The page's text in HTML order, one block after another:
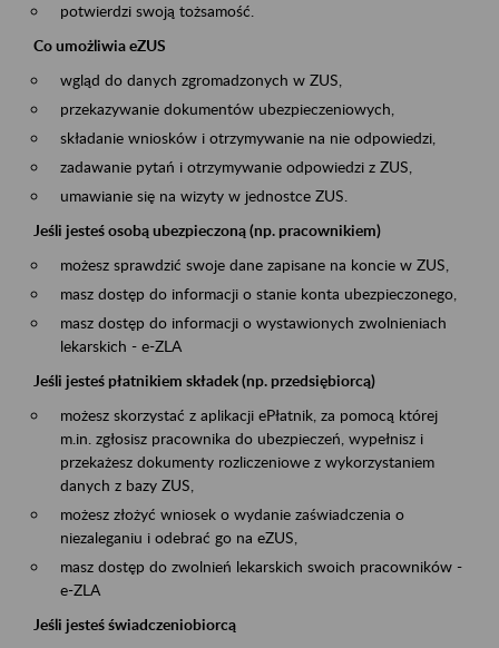
potwierdzi swoją tożsamość.
Co umożliwia eZUS
wgląd do danych zgromadzonych w ZUS,
przekazywanie dokumentów ubezpieczeniowych,
składanie wniosków i otrzymywanie na nie odpowiedzi,
zadawanie pytań i otrzymywanie odpowiedzi z ZUS,
umawianie się na wizyty w jednostce ZUS.
Jeśli jesteś osobą ubezpieczoną (np. pracownikiem)
możesz sprawdzić swoje dane zapisane na koncie w ZUS,
masz dostęp do informacji o stanie konta ubezpieczonego,
masz dostęp do informacji o wystawionych zwolnieniach
lekarskich - e-ZLA
Jeśli jesteś płatnikiem składek (np. przedsiębiorcą)
możesz skorzystać z aplikacji ePłatnik, za pomocą której
m.in. zgłosisz pracownika do ubezpieczeń, wypełnisz i
przekażesz dokumenty rozliczeniowe z wykorzystaniem
danych z bazy ZUS,
możesz złożyć wniosek o wydanie zaświadczenia o
niezaleganiu i odebrać go na eZUS,
masz dostęp do zwolnień lekarskich swoich pracowników -
e-ZLA
Jeśli jesteś świadczeniobiorcą